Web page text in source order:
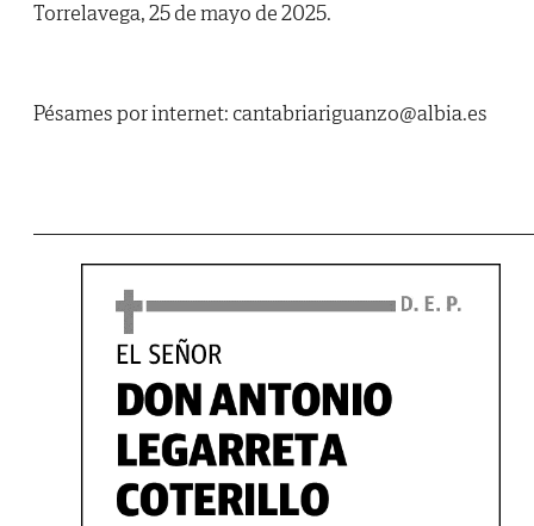
Torrelavega, 25 de mayo de 2025.
Pésames por internet: cantabriariguanzo@albia.es